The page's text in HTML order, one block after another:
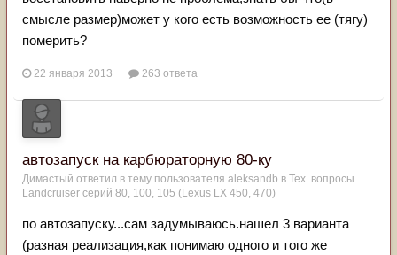
смысле размер)может у кого есть возможность ее (тягу)
померить?
22 января 2013 263 ответа
автозапуск на карбюраторную 80-ку
Димастый ответил в тему пользователя aleksandb в Тех. вопросы
Landcruiser серий 80, 100, 105 (Lexus LX 450, 470)
по автозапуску...сам задумываюсь.нашел 3 варианта
(разная реализация,как понимаю одного и того же